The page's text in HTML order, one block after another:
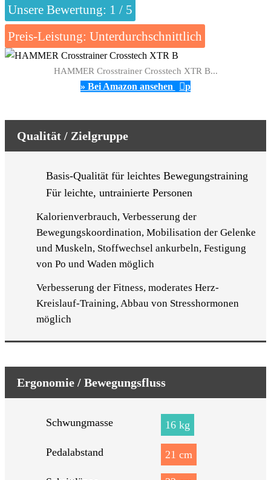
Unsere Bewertung: 1 / 5
Preis-Leistung: Unterdurchschnittlich
HAMMER Crosstrainer Crosstech XTR B...
» Bei Amazon ansehen p
Qualität / Zielgruppe
Basis-Qualität für leichtes Bewegungstraining
Für leichte, untrainierte Personen
Kalorienverbrauch, Verbesserung der
Bewegungskoordination, Mobilisation der Gelenke
und Muskeln, Stoffwechsel ankurbeln, Festigung
von Po und Waden möglich
Verbesserung der Fitness, moderates Herz-
Kreislauf-Training, Abbau von Stresshormonen
möglich
Ergonomie / Bewegungsfluss
Schwungmasse 16 kg
Pedalabstand 21 cm